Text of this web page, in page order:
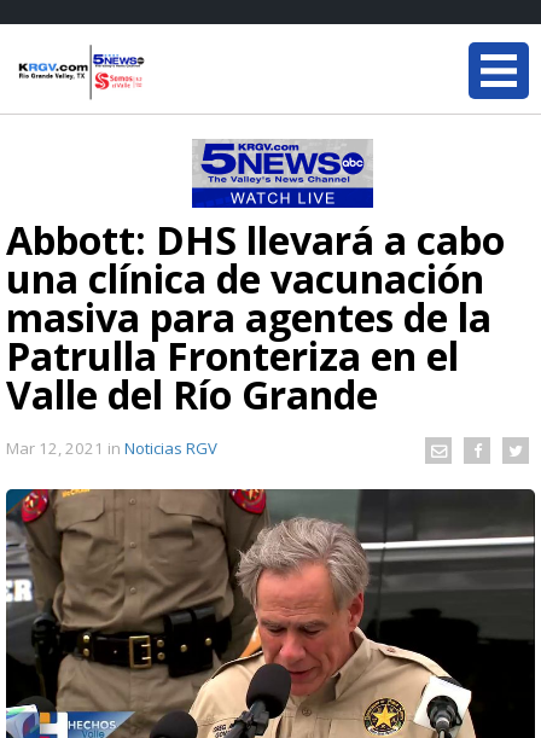
Abbott: DHS llevará a cabo
una clínica de vacunación
masiva para agentes de la
Patrulla Fronteriza en el
Valle del Río Grande
Mar 12, 2021 in Noticias RGV